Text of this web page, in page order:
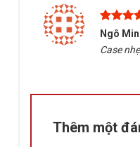
Được
hạng
sao
Ngô
Case
Thêm một